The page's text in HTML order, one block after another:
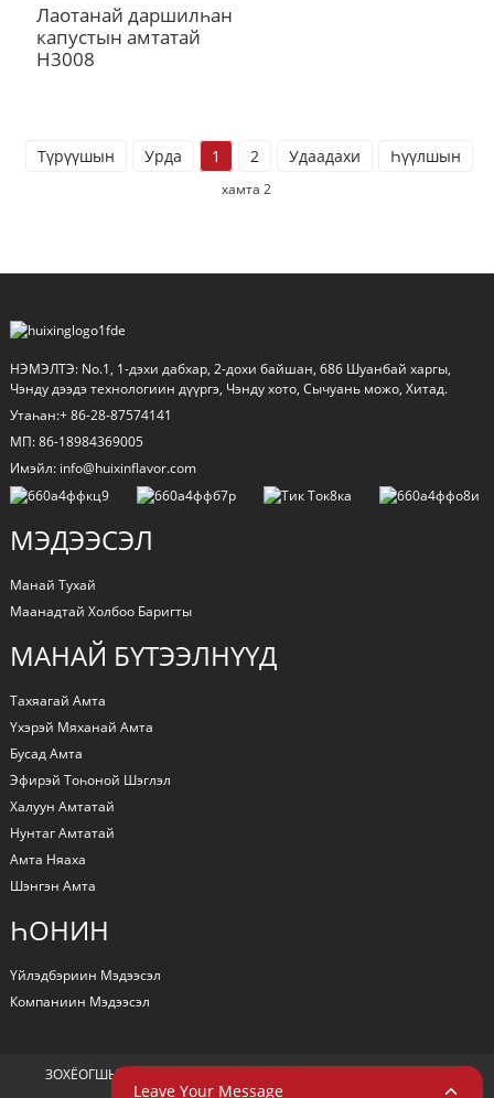
Лаотанай даршилһан
капустын амтатай
H3008
Түрүүшын Урда 1 2 Удаадахи Һүүлшын
хамта 2
НЭМЭЛТЭ: No.1, 1-дэхи дабхар, 2-дохи байшан, 686 Шуанбай харгы,
Чэнду дээдэ технологиин дүүргэ, Чэнду хото, Сычуань можо, Хитад.
Утаһан:+ 86-28-87574141
МП: 86-18984369005
Имэйл: info@huixinflavor.com
МЭДЭЭСЭЛ
Манай Тухай
Маанадтай Холбоо Баригты
МАНАЙ БҮТЭЭЛНҮҮД
Тахяагай Амта
Үхэрэй Мяханай Амта
Бусад Амта
Эфирэй Тоһоной Шэглэл
Халуун Амтатай
Нунтаг Амтатай
Амта Няаха
Шэнгэн Амта
ҺОНИН
Үйлэдбэриин Мэдээсэл
Компаниин Мэдээсэл
ЗОХЁОГШЫН ЭРХЭ © 2024 БҮХЫ ЭРХЭНҮҮД ХАМГААЛАГДАҺАН
RESOURCE
Leave Your Message